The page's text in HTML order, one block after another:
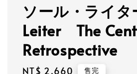
ソール・ライ
Leiter The
Retrospective
Regular
NT$ 2,660 售完